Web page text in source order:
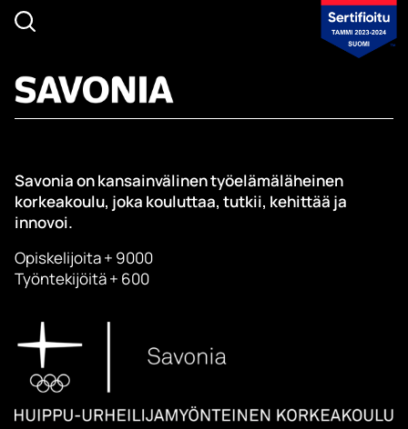
Savonia on kansainvälinen työelämäläheinen
korkeakoulu, joka kouluttaa, tutkii, kehittää ja
innovoi.
Opiskelijoita + 9000
Työntekijöitä + 600